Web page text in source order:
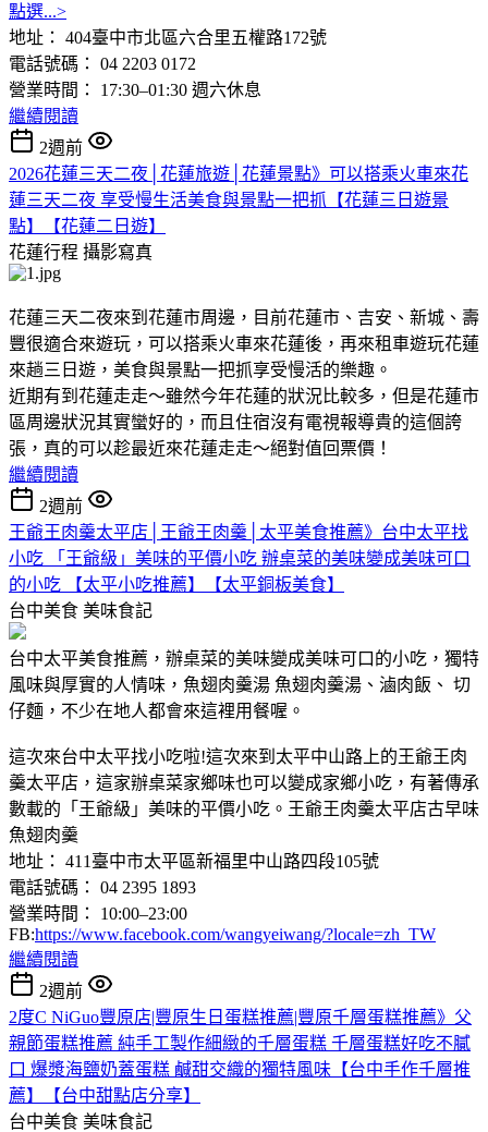
點選...>
地址： 404臺中市北區六合里五權路172號
電話號碼： 04 2203 0172
營業時間： 17:30–01:30 週六休息
繼續閱讀
2週前
2026花蓮三天二夜│花蓮旅遊│花蓮景點》可以搭乘火車來花
蓮三天二夜 享受慢生活美食與景點一把抓【花蓮三日遊景
點】【花蓮二日遊】
花蓮行程 攝影寫真
花蓮三天二夜來到花蓮市周邊，目前花蓮市、吉安、新城、壽
豐很適合來遊玩，可以搭乘火車來花蓮後，再來租車遊玩花蓮
來趟三日遊，美食與景點一把抓享受慢活的樂趣。
近期有到花蓮走走～雖然今年花蓮的狀況比較多，但是花蓮市
區周邊狀況其實蠻好的，而且住宿沒有電視報導貴的這個誇
張，真的可以趁最近來花蓮走走～絕對值回票價！
繼續閱讀
2週前
王爺王肉羹太平店│王爺王肉羹│太平美食推薦》台中太平找
小吃 「王爺級」美味的平價小吃 辦桌菜的美味變成美味可口
的小吃 【太平小吃推薦】【太平銅板美食】
台中美食 美味食記
台中太平美食推薦，辦桌菜的美味變成美味可口的小吃，獨特
風味與厚實的人情味，魚翅肉羹湯 魚翅肉羹湯、滷肉飯、 切
仔麵，不少在地人都會來這裡用餐喔。
這次來台中太平找小吃啦!這次來到太平中山路上的王爺王肉
羹太平店，這家辦桌菜家鄉味也可以變成家鄉小吃，有著傳承
數載的「王爺級」美味的平價小吃。王爺王肉羹太平店古早味
魚翅肉羹
地址： 411臺中市太平區新福里中山路四段105號
電話號碼： 04 2395 1893
營業時間： 10:00–23:00
FB:https://www.facebook.com/wangyeiwang/?locale=zh_TW
繼續閱讀
2週前
2度C NiGuo豐原店|豐原生日蛋糕推薦|豐原千層蛋糕推薦》父
親節蛋糕推薦 純手工製作細緻的千層蛋糕 千層蛋糕好吃不膩
口 爆漿海鹽奶蓋蛋糕 鹹甜交織的獨特風味【台中手作千層推
薦】【台中甜點店分享】
台中美食 美味食記